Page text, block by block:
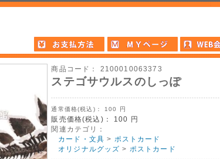
商品コード： 2100010063373
ステゴサウルスのしっぽ
通常価格(税込)： 100 円
販売価格(税込)： 100 円
関連カテゴリ：
カード・文具 > ポストカード
オリジナルグッズ > ポストカード